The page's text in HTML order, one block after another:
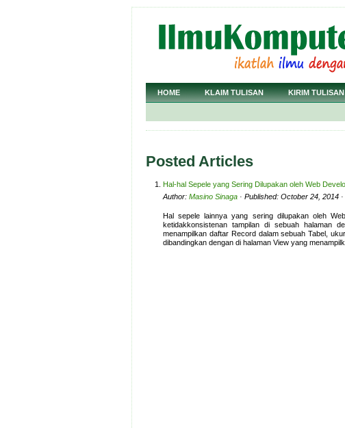
HOME KLAIM TULISAN KIRIM TULISAN
Posted Articles
Hal-hal Sepele yang Sering Dilupakan oleh Web
Author: Masino Sinaga · Published: October 24, 2014
Hal sepele lainnya yang sering dilupakan oleh
ketidakkonsistenan tampilan di sebuah halaman
menampilkan daftar Record dalam sebuah Tabel,
dibandingkan dengan di halaman View yang